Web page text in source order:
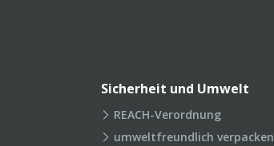
Sicherheit und Umwelt
REACH-Verordnung
umweltfreundlich verpacken